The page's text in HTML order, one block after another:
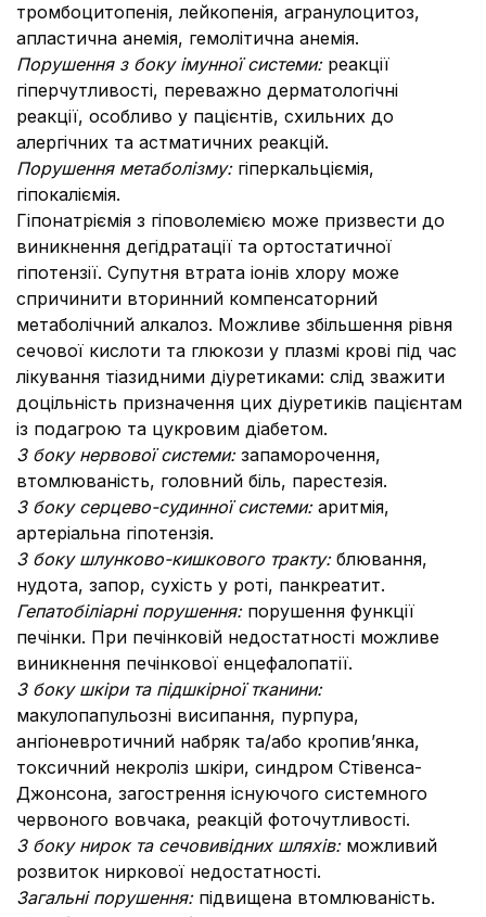
тромбоцитопенія, лейкопенія, агранулоцитоз,
апластична анемія, гемолітична анемія.
Порушення з боку імунної системи: реакції
гіперчутливості, переважно дерматологічні
реакції, особливо у пацієнтів, схильних до
алергічних та астматичних реакцій.
Порушення метаболізму: гіперкальціємія,
гіпокаліємія.
Гіпонатріємія з гіповолемією може призвести до
виникнення дегідратації та ортостатичної
гіпотензії. Супутня втрата іонів хлору може
спричинити вторинний компенсаторний
метаболічний алкалоз. Можливе збільшення рівня
сечової кислоти та глюкози у плазмі крові під час
лікування тіазидними діуретиками: слід зважити
доцільність призначення цих діуретиків пацієнтам
із подагрою та цукровим діабетом.
З боку нервової системи: запаморочення,
втомлюваність, головний біль, парестезія.
З боку серцево-судинної системи: аритмія,
артеріальна гіпотензія.
З боку шлунково-кишкового тракту: блювання,
нудота, запор, сухість у роті, панкреатит.
Гепатобіліарні порушення: порушення функції
печінки. При печінковій недостатності можливе
виникнення печінкової енцефалопатії.
З боку шкіри та підшкірної тканини:
макулопапульозні висипання, пурпура,
ангіоневротичний набряк та/або кропив’янка,
токсичний некроліз шкіри, синдром Стівенса-
Джонсона, загострення існуючого системного
червоного вовчака, реакцій фоточутливості.
З боку нирок та сечовивідних шляхів: можливий
розвиток ниркової недостатності.
Загальні порушення: підвищена втомлюваність.